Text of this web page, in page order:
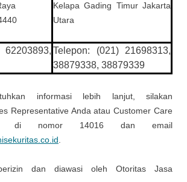
Kelapa Gading Timur Jakarta
Utara
Telepon: (021) 21698313,
38879338, 38879339
informasi lebih lanjut, silakan
Representative Anda atau Customer Care
di nomor 14016 dan email
.
dan diawasi oleh Otoritas Jasa